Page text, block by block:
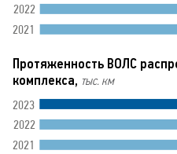
2022
2021
Протяженность ВОЛС
комплекса, тыс. км
2023
2022
2021